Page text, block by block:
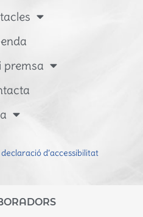
premsa
declaració d’accessibilitat